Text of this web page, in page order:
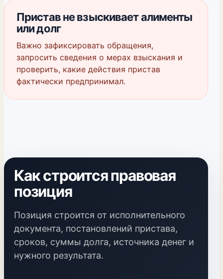
Пристав не взыскивает алименты
или долг
Важно зафиксировать обращения,
запросить сведения о мерах взыскания и
проверить, какие действия пристав
фактически предпринимал.
Как строится правовая
позиция
Позиция строится от исполнительного
документа, постановлений пристава,
сроков, суммы долга, источника денег и
нужного результата.